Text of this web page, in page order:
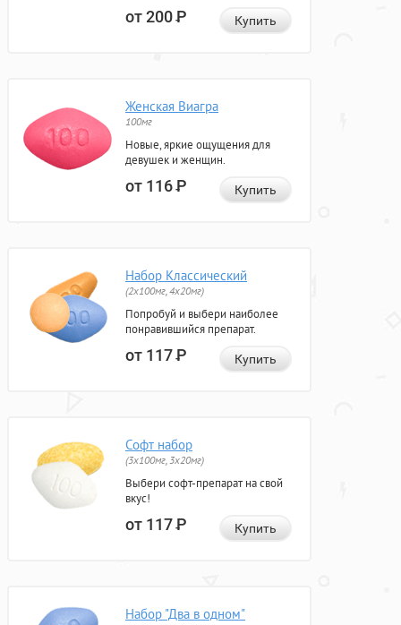
от 200Р Купить
Женская Виагра
100мг
Новые, яркие ощущения для
девушек и женщин.
от 116Р Купить
Набор Классический
(2x100мг, 4x20мг)
Попробуй и выбери наиболее
понравившийся препарат.
от 117Р Купить
Софт набор
(3x100мг, 3x20мг)
Выбери софт-препарат на свой
вкус!
от 117Р Купить
Набор "Два в одном"